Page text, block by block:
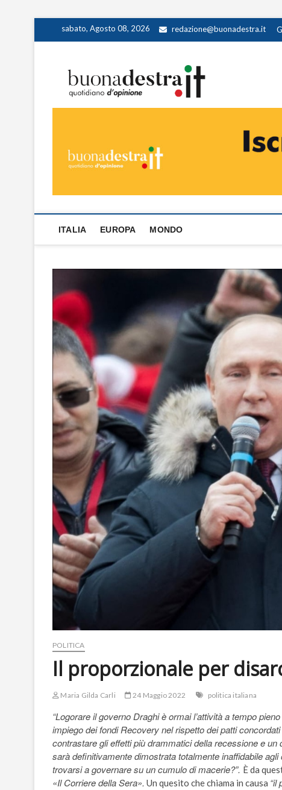
sabato, Agosto 08, 2026 redazione@buonadestra.it
ITALIA EUROPA MONDO
POLITICA
Il proporzionale per
Maria Gilda Carli 24 Maggio 2022 politica italiana
“Logorare il governo Draghi è ormai l’attività a tempo
impiego dei fondi Recovery nel rispetto dei patti
contrastare gli effetti più drammatici della recessione e
sarà definitivamente dimostrata totalmente inaffidabile
trovarsi a governare su un cumulo di macerie?”. È da
«Il Corriere della Sera». Un quesito che chiama in causa “il